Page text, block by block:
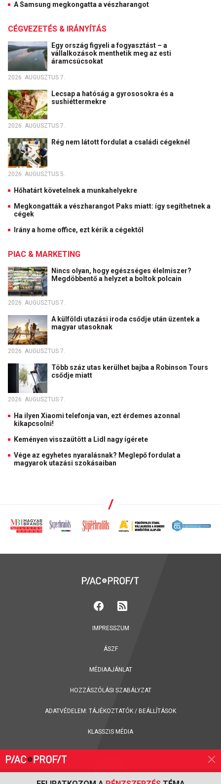
A Samsung megkongatta a vészharangot
CÉGVEZETÉS & IRÁNYÍTÁS
Egy ország figyeli a fogyasztást – a
vállalkozások menthetik meg az esti
áramcsúcsokat
2026. AUGUSZTUS 7.
Lecsap a hatóság a gyrososokra és a
sushiéttermekre
2026. AUGUSZTUS 7.
Rég nem látott fordulat a családi cégeknél
2026. AUGUSZTUS 5.
Hőhatárt követelnek a munkahelyekre
Megkongatták a vészharangot Paks miatt: így segíthetnek a
cégek
Irány a home office, ezt kérik a cégektől
PIAC & MARKETING
Nincs olyan, hogy egészséges élelmiszer?
Megdöbbentő a helyzet a boltok polcain
2026. AUGUSZTUS 7.
A külföldi utazási iroda csődje után üzentek a
magyar utasoknak
2026. AUGUSZTUS 7.
Több száz utas kerülhet bajba a Robinson Tours
csődje miatt
2026. AUGUSZTUS 7.
Ha ilyen Xiaomi telefonja van, ezt érdemes azonnal
kikapcsolni!
Keményen visszaütött a Lidl nagy ígérete
Vége az egyhetes nyaralásnak? Meglepő fordulat a
magyarok utazási szokásaiban
IMPRESSZUM
ÁSZF
MÉDIAAJÁNLAT
HOZZÁSZÓLÁSI SZABÁLYZAT
ADATVÉDELEM: TÁJÉKOZTATÓK / BEÁLLÍTÁSOK
KLASSZIS MÉDIA